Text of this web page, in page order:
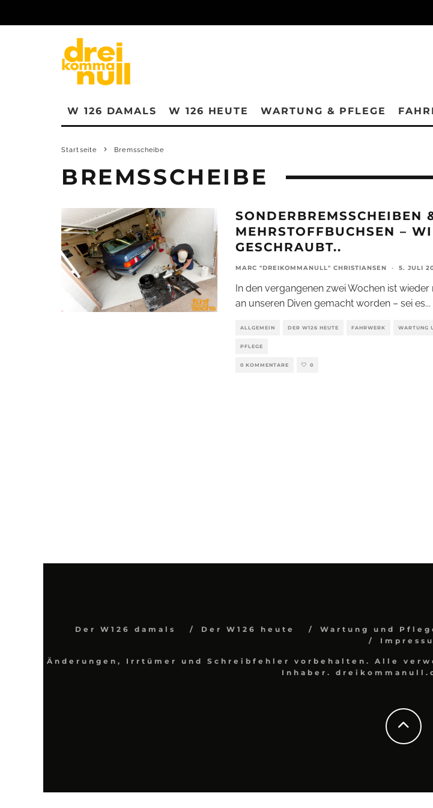
W 126 DAMALS W 126 HEUTE WARTUNG & PFLEGE
Startseite Bremsscheibe
BREMSSCHEIBE
SONDERBREMSSCHEIBEN
MEHRSTOFFBUCHSEN –
GESCHRAUBT..
MARC "DREIKOMMANULL" CHRISTIANSEN · 5. JULI
In den vergangenen zwei Wochen ist wieder
an unseren Diven gemacht worden – sei es...
ALLGEMEIN DER W126 HEUTE FAHRWERK WARTUNG
PFLEGE
0 KOMMENTARE 0
Der W126 damals Der W126 heute Wartung und
Änderungen, Irrtümer und Schreibfehler vorbehalten. Alle
Inhaber.